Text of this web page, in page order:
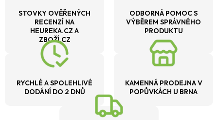
STOVKY OVĚŘENÝCH
RECENZÍ NA
HEUREKA.CZ A
ZBOŽÍ.CZ
ODBORNÁ POMOC S
VÝBĚREM SPRÁVNÉHO
PRODUKTU
RYCHLÉ A SPOLEHLIVÉ
DODÁNÍ DO 2 DNŮ
KAMENNÁ PRODEJNA V
POPŮVKÁCH U BRNA